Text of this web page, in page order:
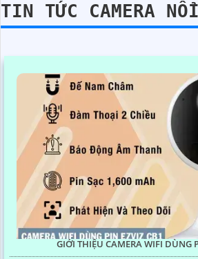
TIN TỨC CAMERA
GIỚI THIỆU CAMERA WIFI DÙNG